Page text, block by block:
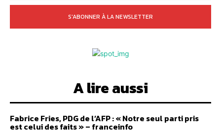
S'ABONNER À LA NEWSLETTER
A lire aussi
Fabrice Fries, PDG de l’AFP : « Notre seul parti pris
est celui des faits » – franceinfo